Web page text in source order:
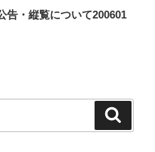
告・縦覧について200601